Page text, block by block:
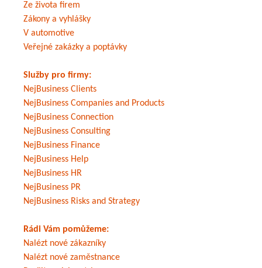
Ze života firem
Zákony a vyhlášky
V automotive
Veřejné zakázky a poptávky
Služby pro firmy:
NejBusiness Clients
NejBusiness Companies and Products
NejBusiness Connection
NejBusiness Consulting
NejBusiness Finance
NejBusiness Help
NejBusiness HR
NejBusiness PR
NejBusiness Risks and Strategy
Rádi Vám pomůžeme:
Nalézt nové zákazníky
Nalézt nové zaměstnance